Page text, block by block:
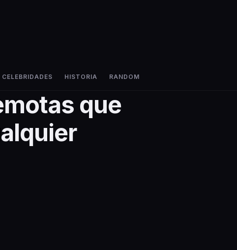
CELEBRIDADES HISTORIA RANDOM
que